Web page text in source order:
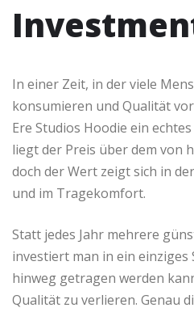
In einer Zeit, in der viele
konsumieren und Qualität
Ere Studios Hoodie ein
liegt der Preis über dem von
doch der Wert zeigt sich in
und im Tragekomfort.
Statt jedes Jahr mehrere
investiert man in ein einziges
hinweg getragen werden
Qualität zu verlieren. Genau